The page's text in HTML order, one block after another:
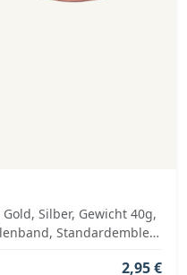
Silber, Gewicht 40g,
Standardemblem
2,95 €